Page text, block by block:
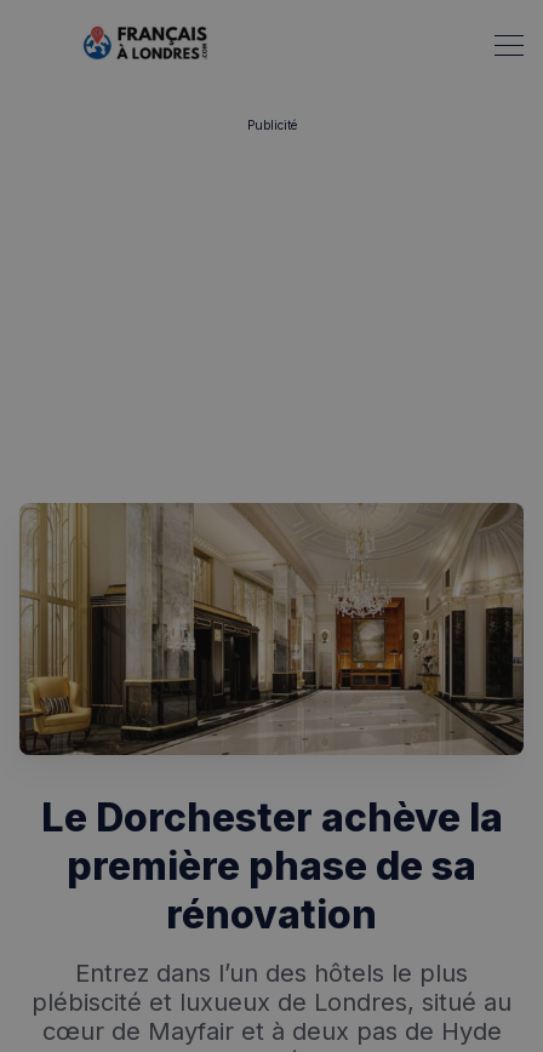
Publicité
Le Dorchester achève la
première phase de sa
rénovation
Entrez dans l’un des hôtels le plus
plébiscité et luxueux de Londres, situé au
cœur de Mayfair et à deux pas de Hyde